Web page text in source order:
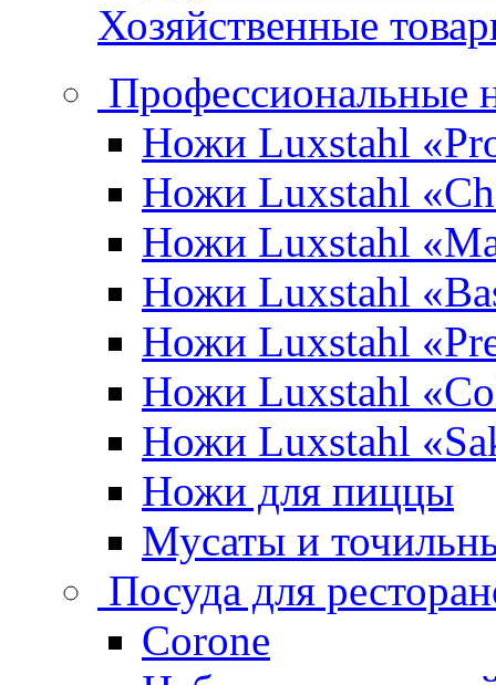
Хозяйственные
Профессиональные
Ножи Luxstahl
Ножи Luxstahl
Ножи Luxstahl
Ножи Luxstahl
Ножи Luxstahl
Ножи Luxstahl
Ножи Luxstahl
Ножи для пиццы
Мусаты и
Посуда для
Corone